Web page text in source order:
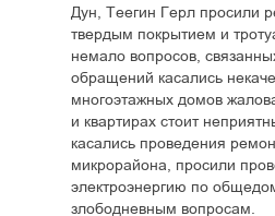
Дун, Теегин Герл просили
твердым покрытием и
немало вопросов,
обращений касались
многоэтажных домов
и квартирах стоит
касались проведения
микрорайона, просили
электроэнергию по
злободневным вопросам.